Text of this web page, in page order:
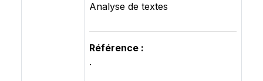
Analyse de textes
Référence :
.